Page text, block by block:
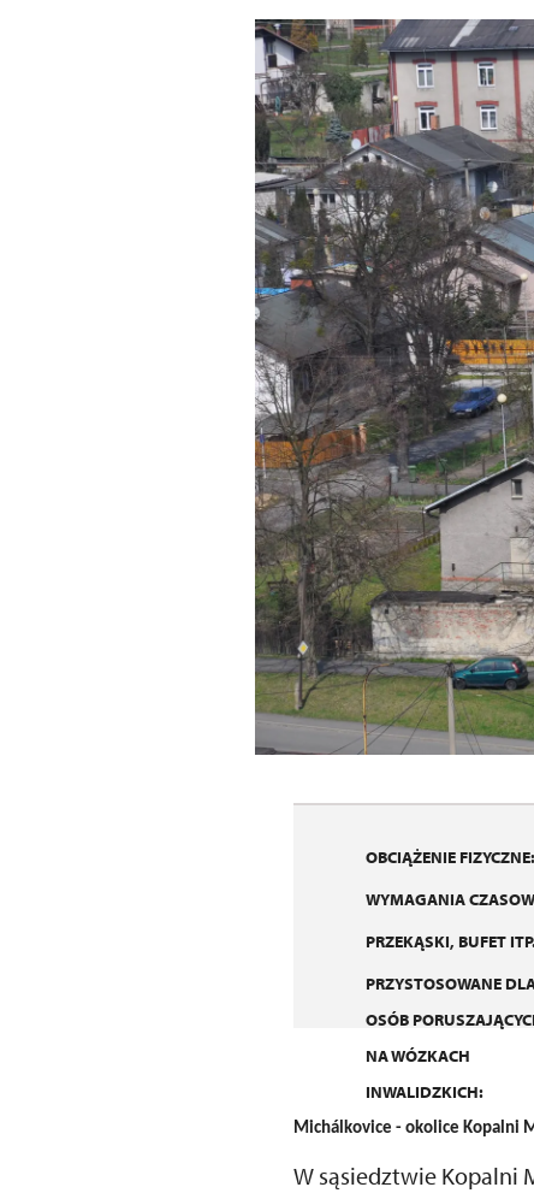
OBCIĄŻENIE FIZYCZNE:
WYMAGANIA
PRZEKĄSKI, BUFET
PRZYSTOSOWANE
OSÓB
NA WÓZKACH
INWALIDZKICH:
Michálkovice - okolice Kopalni
W sąsiedztwie Kopalni